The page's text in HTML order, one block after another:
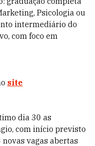
Psicologia ou
intermediário do
com foco em
site
dia 30 as
com início previsto
vagas abertas